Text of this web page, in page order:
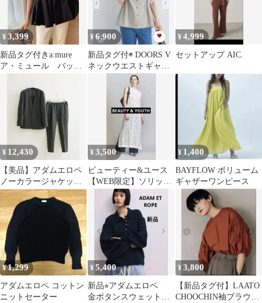
¥3,399
新品タグ付きa:mure
ア・ミュール バッグ
ラムトップス
¥6,900
新品タグ付◉ DOORS V
ネックウエストギャザ
ーブラウス アーバン
¥4,999
セットアップ AIC.
¥ 12,430
【美品】アダムエロペ
ノーカラージャケット
＆イージーパンツ セッ
トアップ 黒 M
¥3,500
ビューティー&ユース
【WEB限定】ソリッド
＆フラワーケープノー
スリーブワンピース
¥ 1,400
BAYFLOW ボリューム
ギャザーワンピース
¥1,299
アダムエロペ コットン
ニットセーター
¥5,400
新品⭐︎アダムエロペ
金ボタンスウェットプ
¥3,800
【新品タグ付】LAATO
CHOOCHIN袖ブラウ